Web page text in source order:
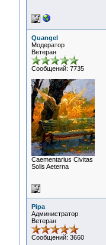
Quangel
Модератор
Ветеран
Сообщений: 7735
Сaementarius Civitas
Solis Aeterna
Pipa
Администратор
Ветеран
Сообщений: 3660